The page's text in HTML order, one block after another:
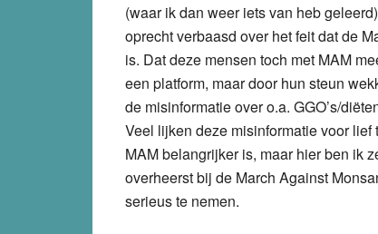
(waar ik dan weer iets van heb
oprecht verbaasd over het feit dat de
is. Dat deze mensen toch met MAM
een platform, maar door hun steun
de misinformatie over o.a. GGO’s/
Veel lijken deze misinformatie voor
MAM belangrijker is, maar hier ben ik
overheerst bij de March Against
serieus te nemen.